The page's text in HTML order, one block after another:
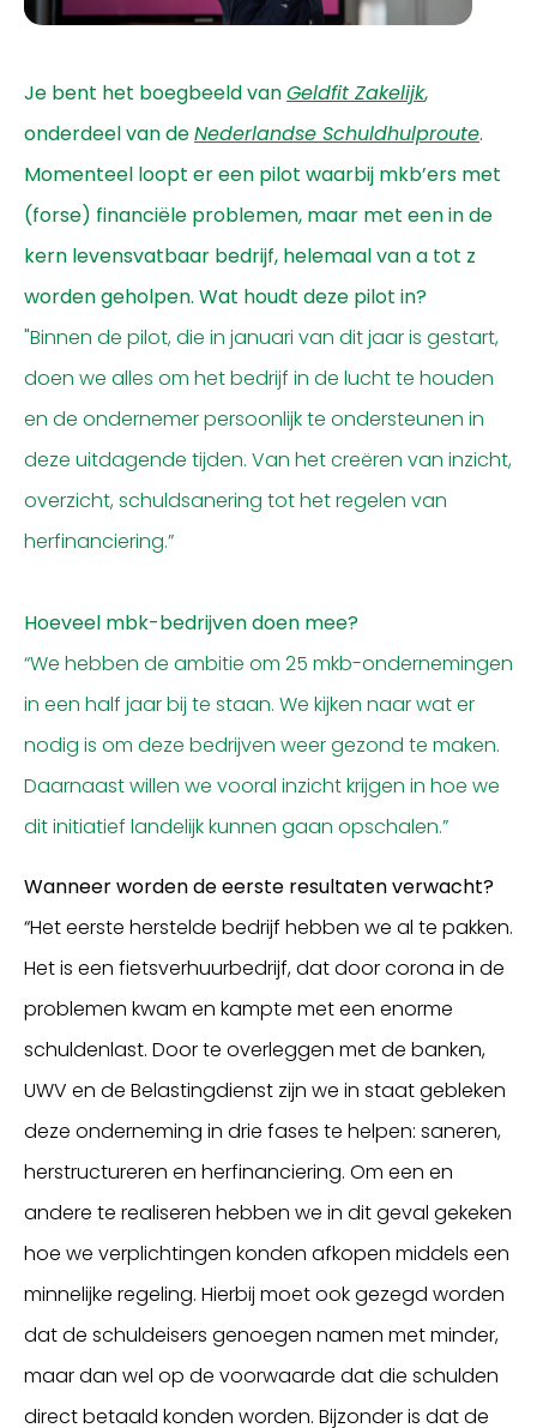
Je bent het boegbeeld vanGeldfit Zakelijk,
onderdeel van deNederlandse Schuldhulproute.
Momenteel loopt er een pilot waarbij mkb’ers met
(forse) financiële problemen, maar met een in de
kern levensvatbaar bedrijf, helemaal van a tot z
worden geholpen. Wat houdt deze pilot in?
"Binnen de pilot, die in januari van dit jaar is gestart,
doen we alles om het bedrijf in de lucht te houden
en de ondernemer persoonlijk te ondersteunen in
deze uitdagende tijden. Van het creëren van inzicht,
overzicht, schuldsanering tot het regelen van
herfinanciering.”
Hoeveel mbk-bedrijven doen mee?
“We hebben de ambitie om 25 mkb-ondernemingen
in een half jaar bij te staan. We kijken naar wat er
nodig is om deze bedrijven weer gezond te maken.
Daarnaast willen we vooral inzicht krijgen in hoe we
dit initiatief landelijk kunnen gaan opschalen.”
Wanneer worden de eerste resultaten verwacht?
“Het eerste herstelde bedrijf hebben we al te pakken.
Het is een fietsverhuurbedrijf, dat door corona in de
problemen kwam en kampte met een enorme
schuldenlast. Door te overleggen met de banken,
UWV en de Belastingdienst zijn we in staat gebleken
deze onderneming in drie fases te helpen: saneren,
herstructureren en herfinanciering. Om een en
andere te realiseren hebben we in dit geval gekeken
hoe we verplichtingen konden afkopen middels een
minnelijke regeling. Hierbij moet ook gezegd worden
dat de schuldeisers genoegen namen met minder,
maar dan wel op de voorwaarde dat die schulden
direct betaald konden worden. Bijzonder is dat de